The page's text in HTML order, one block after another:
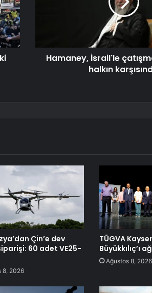
Hamaney, İsrail'le
halkın
Çin’e dev
60 adet VE25-
8, 2026
TÜGVA
Büyükkılıç’ı
Ağustos 8, 2026